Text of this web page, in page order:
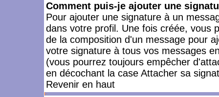
Comment puis-je ajouter une
Pour ajouter une signature à un
dans votre profil. Une fois créée, vous
de la composition d'un message pour
votre signature à tous vos messages
(vous pourrez toujours empêcher
en décochant la case Attacher sa
Revenir en haut